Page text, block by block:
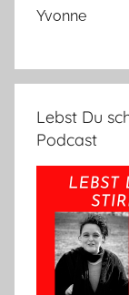
Yvonne
Lebst Du
Podcast